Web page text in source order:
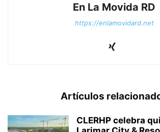
En La Movida RD
https://enlamovidard.net
Artículos
CLERHP celebra